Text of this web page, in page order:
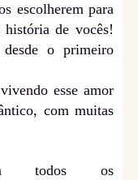
escolherem para
de vocês!
o primeiro
esse amor
com muitas
a todos os